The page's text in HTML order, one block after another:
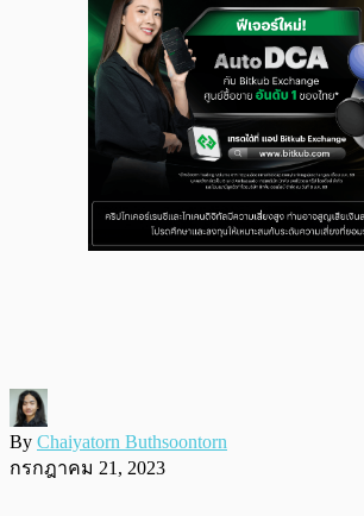
By Chaiyatorn Buthsoontorn
กรกฎาคม 21, 2023